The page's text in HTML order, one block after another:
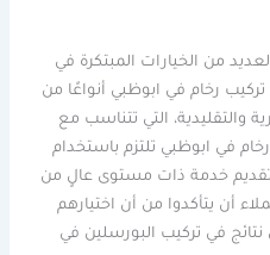
من الخيارات المبتكرة في
رخام في ابوظبي أنواعًا من
والتقليدية، التي تتناسب مع
في ابوظبي تلتزم باستخدام
تقديم خدمة ذات مستوى عالٍ من
أن يتأكدوا من أن اختيارهم
في تركيب البورسلين في